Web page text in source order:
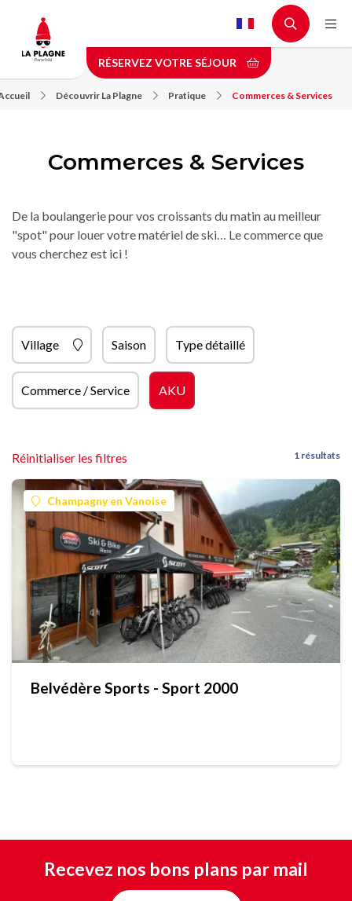
contenu
principal
RÉSERVEZ VOTRE SÉJOUR
Découvrir La Plagne Pratique Commerces & Services
Commerces & Services
De la boulangerie pour vos croissants du matin au meilleur
"spot" pour louer votre matériel de ski… Le commerce que
vous cherchez est ici !
Village Saison Type détaillé
Commerce / Service AKU
Réinitialiser les filtres 1 résultats
Champagny en Vanoise
Belvédère Sports - Sport 2000
Recevez nos bons plans par mail